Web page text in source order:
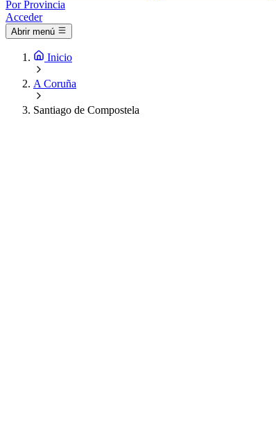
Por Provincia
Acceder
Abrir menú
Inicio
A Coruña
Santiago de Compostela